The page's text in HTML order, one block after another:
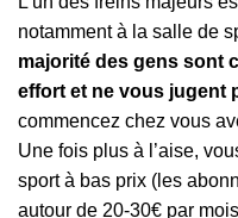
notamment à la salle de
majorité des gens sont
effort et ne vous jugent
commencez chez vous
Une fois plus à l’aise,
sport à bas prix (les
autour de 20-30€ par